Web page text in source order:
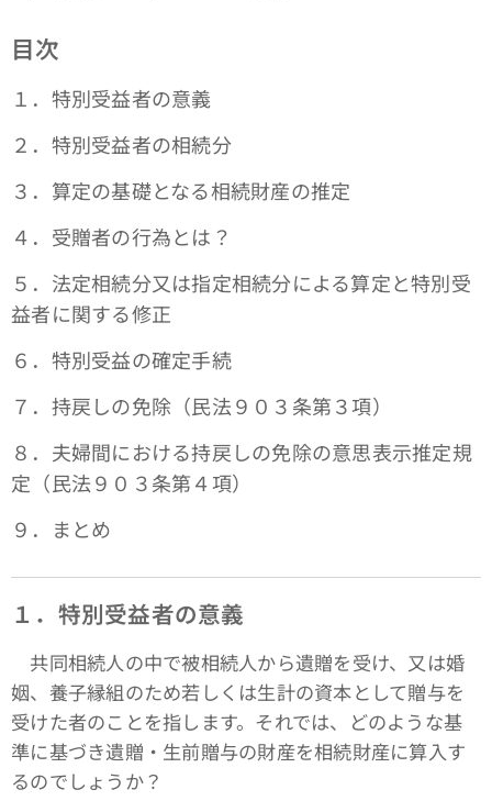
目次
１．特別受益者の意義
２．特別受益者の相続分
３．算定の基礎となる相続財産の推定
４．受贈者の行為とは？
５．法定相続分又は指定相続分による算定と特別受
益者に関する修正
６．特別受益の確定手続
７．持戻しの免除（民法９０３条第３項）
８．夫婦間における持戻しの免除の意思表示推定規
定（民法９０３条第４項）
９．まとめ
１．特別受益者の意義
共同相続人の中で被相続人から遺贈を受け、又は婚
姻、養子縁組のため若しくは生計の資本として贈与を
受けた者のことを指します。それでは、どのような基
準に基づき遺贈・生前贈与の財産を相続財産に算入す
るのでしょうか？